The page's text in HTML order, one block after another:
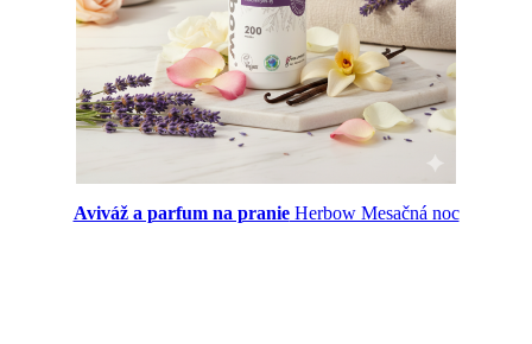
Aviváž a parfum na pranieHerbow Mesačná noc